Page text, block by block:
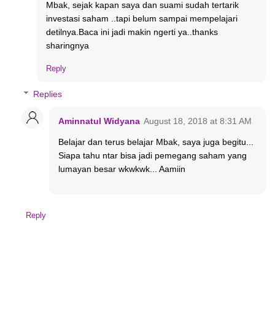
Mbak, sejak kapan saya dan suami sudah tertarik
investasi saham ..tapi belum sampai mempelajari
detilnya.Baca ini jadi makin ngerti ya..thanks
sharingnya
Reply
Replies
Aminnatul Widyana August 18, 2018 at 8:31 AM
Belajar dan terus belajar Mbak, saya juga begitu...
Siapa tahu ntar bisa jadi pemegang saham yang
lumayan besar wkwkwk... Aamiin
Reply